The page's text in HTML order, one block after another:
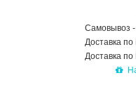
Самовывоз -
Доставка
Доставка